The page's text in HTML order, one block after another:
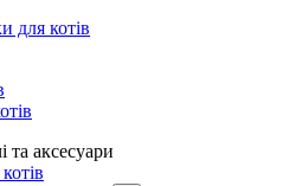
для котів
та аксесуари